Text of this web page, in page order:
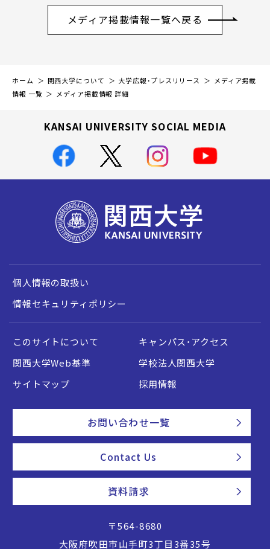
メディア掲載情報一覧へ戻る
ホーム 関西大学について 大学広報・プレスリリース
メディア掲載
情報 一覧
メディア掲載情報 詳細
KANSAI UNIVERSITY SOCIAL MEDIA
個人情報の取扱い
情報セキュリティポリシー
このサイトについて
キャンパス・アクセス
関西大学Web基準
学校法人関西大学
サイトマップ
採用情報
お問い合わせ一覧
Contact Us
資料請求
〒564-8680
大阪府吹田市山手町3丁目3番35号